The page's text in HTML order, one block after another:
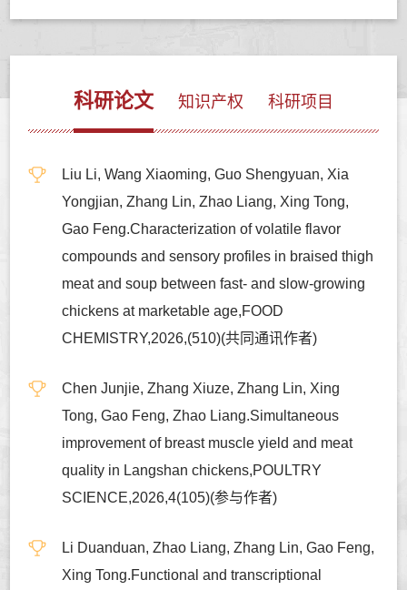
科研论文 知识产权 科研项目
Liu Li, Wang Xiaoming, Guo Shengyuan, Xia
Yongjian, Zhang Lin, Zhao Liang, Xing Tong,
Gao Feng.Characterization of volatile flavor
compounds and sensory profiles in braised thigh
meat and soup between fast- and slow-growing
chickens at marketable age,FOOD
CHEMISTRY,2026,(510)(共同通讯作者)
Chen Junjie, Zhang Xiuze, Zhang Lin, Xing
Tong, Gao Feng, Zhao Liang.Simultaneous
improvement of breast muscle yield and meat
quality in Langshan chickens,POULTRY
SCIENCE,2026,4(105)(参与作者)
Li Duanduan, Zhao Liang, Zhang Lin, Gao Feng,
Xing Tong.Functional and transcriptional